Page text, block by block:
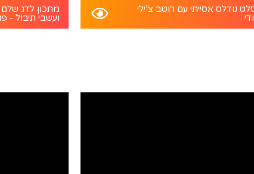
נודלס אסייתי עם רוטב צ’ילי
מתכון לדג שלם
ועשבי תיבול -